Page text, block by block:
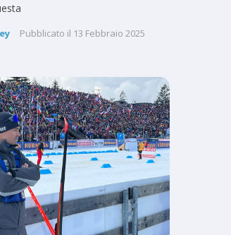
Pubblicato il 13 Febbraio 2025